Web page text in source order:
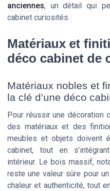
anciennes, un détail qui
cabinet curiosités.
Matériaux et
déco cabinet de
Matériaux nobles et
la clé d’une déco
Pour réussir une décoration
des matériaux et des
meubles et objets doivent
cabinet, tout en
intérieur. Le bois massif,
reste une valeur sûre pour
chaleur et authenticité, tout